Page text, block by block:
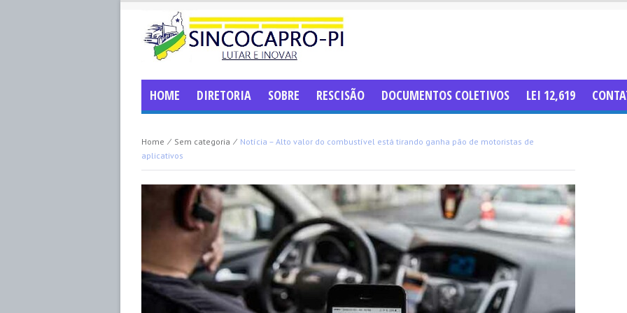
HOME DIRETORIA SOBRE RESCISÃO DOCUMENTOS COLETIVOS LEI 12,619
Home ⁄ Sem categoria ⁄ Notícia – Alto valor do combustível está tirando ganha pão de motoristas de
aplicativos